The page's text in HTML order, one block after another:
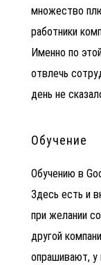
множество
работники
Именно по
отвлечь
день не
Обучение
Обучению в
Здесь есть и
при желании
другой
опрашивают, у